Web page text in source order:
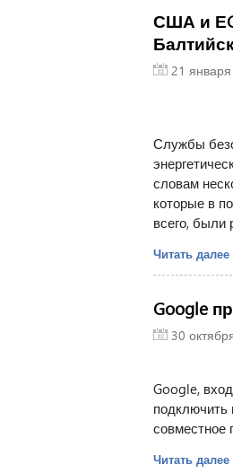
США и
21
Службы
словам
которые в
всего, были
Читать далее
Google
30
Google,
совместное
Читать далее